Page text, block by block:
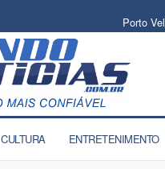
Porto
CULTURA ENTRETENIMENTO